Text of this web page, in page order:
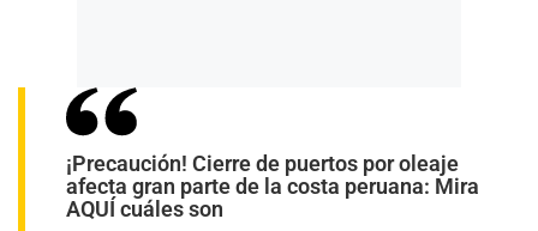
¡Precaución! Cierre de puertos por oleaje
afecta gran parte de la costa peruana: Mira
AQUÍ cuáles son